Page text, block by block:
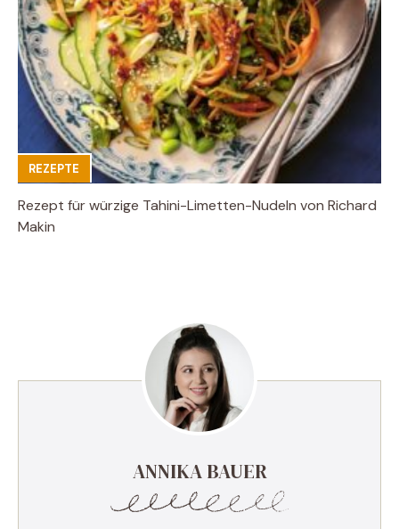
REZEPTE
Rezept für würzige Tahini-Limetten-Nudeln von Richard
Makin
ANNIKA BAUER